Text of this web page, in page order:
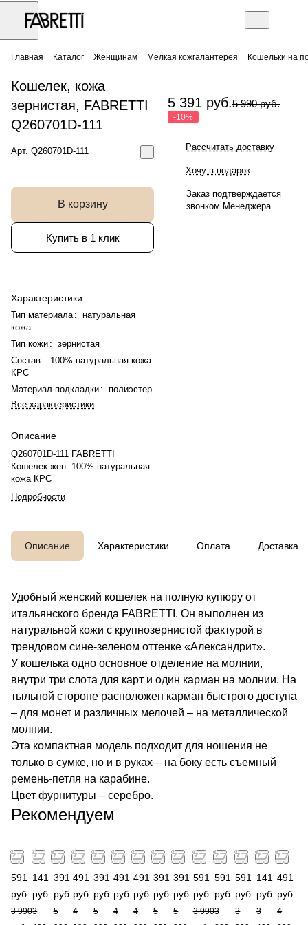
Главная Каталог Женщинам Мелкая кожгалантерея Кошельки на
Кошелек, кожа
зернистая, FABRETTI
Q260701D-111
Арт. Q260701D-111
В корзину
Купить в 1 клик
Характеристики
Тип материала : натуральная
кожа
Тип кожи : зернистая
Состав :
100% натуральная кожа
КРС
Материал подкладки : полиэстер
Все характеристики
Описание
Q260701D-111 FABRETTI
Кошелек жен. 100% натуральная
кожа КРС
Подробности
5 391 руб.5 990 руб.
-10%
Рассчитать доставку
Хочу в подарок
Заказ подтверждается
звонком Менеджера
Описание Характеристики Оплата Доставка
Удобный женский кошелек на полную купюру от
итальянского бренда FABRETTI. Он выполнен из
натуральной кожи с крупнозернистой фактурой в
трендовом сине-зеленом оттенке «Александрит».
У кошелька одно основное отделение на молнии,
внутри три слота для карт и один карман на молнии. На
тыльной стороне расположен карман быстрого доступа
– для монет и различных мелочей – на металлической
молнии.
Эта компактная модель подходит для ношения не
только в сумке, но и в руках – на боку есть съемный
ремень-петля на карабине.
Цвет фурнитуры – серебро.
Рекомендуем
3
591
руб.
3 990
3
141
руб.
3
5
391
руб.
5
4
491
руб.
4
5
391
руб.
5
4
491
руб.
4
4
491
руб.
4
5
391
руб.
5
5
391
руб.
5
3
591
руб.
3 990
3
591
руб.
3
3
591
руб.
3
3
141
руб.
3
4
491
руб.
4